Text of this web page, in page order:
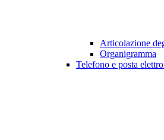
Articolazione
Organigramma
Telefono e posta